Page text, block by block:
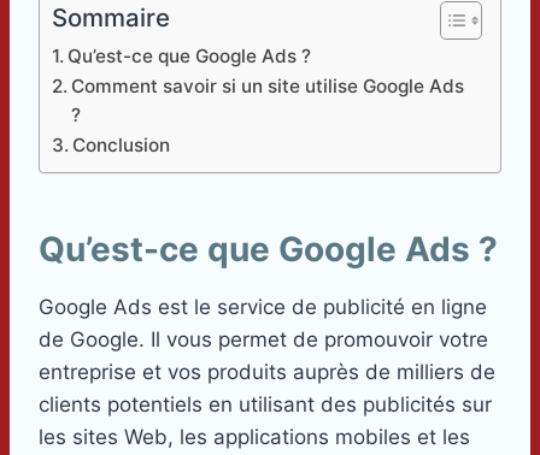
Sommaire
Qu’est-ce que Google Ads ?
Comment savoir si un site utilise Google Ads
?
Conclusion
Qu’est-ce que Google Ads ?
Google Ads est le service de publicité en ligne
de Google. Il vous permet de promouvoir votre
entreprise et vos produits auprès de milliers de
clients potentiels en utilisant des publicités sur
les sites Web, les applications mobiles et les